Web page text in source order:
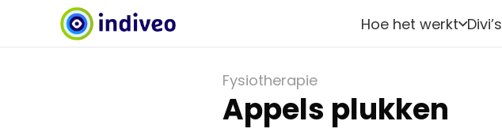
Hoe het werkt Divi’s
Fysiotherapie
Appels plukken